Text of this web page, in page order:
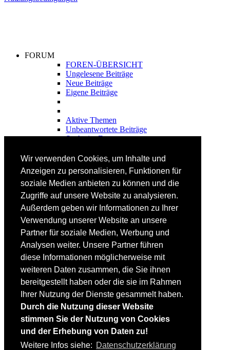
Wir verwenden Cookies, um Inhalte und
Anzeigen zu personalisieren, Funktionen für
soziale Medien anbieten zu können und die
Zugriffe auf unsere Website zu analysieren.
Außerdem geben wir Informationen zu Ihrer
Verwendung unserer Website an unsere
Partner für soziale Medien, Werbung und
Analysen weiter. Unsere Partner führen
diese Informationen möglicherweise mit
weiteren Daten zusammen, die Sie ihnen
bereitgestellt haben oder die sie im Rahmen
Ihrer Nutzung der Dienste gesammelt haben.
Durch die Nutzung dieser Website
stimmen Sie der Nutzung von Cookies
und der Erhebung von Daten zu!
Weitere Infos siehe: Datenschutzerklärung
FORUM
FOREN-ÜBERSICHT
Ungelesene Beiträge
Neue Beiträge
Eigene Beiträge
Aktive Themen
Unbeantwortete Beiträge
Suche im Forum
FAHRTECHNIK
Fortgeschrittene
Lehrplan
Videoanalyse
SKI
SKITEST
Ski-FAQ
Tipps Ski-Kauf
Ski-Typen
Skishops
EQUIPMENT
Skibekleidung
Skischuhe
Bootfitting
Skihelme
Skiservice selbst